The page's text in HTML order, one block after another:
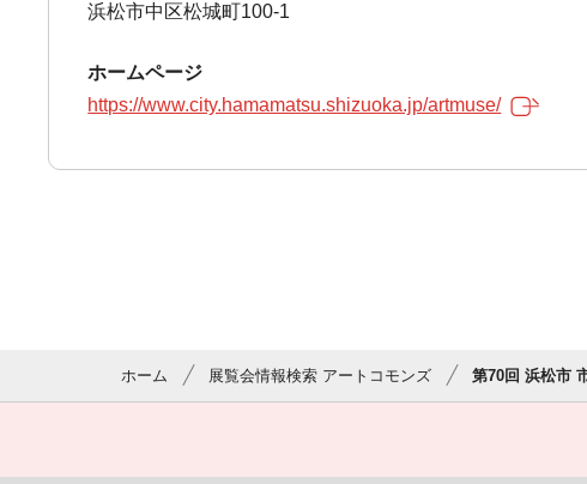
浜松市中区松城町100-1
ホームページ
https://www.city.hamamatsu.shizuoka.jp/artmuse/
ホーム 展覧会情報検索 アートコモンズ 第70回 浜松市